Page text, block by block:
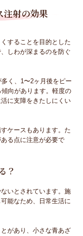
注射の効果
することを目的とした
しわが深まるのを防ぐ
く、1〜2ヶ月後をピー
向があります。軽度の
に支障をきたしにくい
ケースもあります。た
る点に注意が必要で
？
いとされています。施
能なため、日常生活に
があり、小さな青あざ